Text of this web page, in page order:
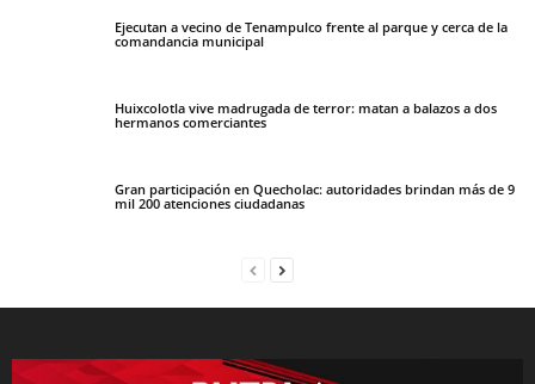
Ejecutan a vecino de Tenampulco frente al parque y cerca de la
comandancia municipal
Huixcolotla vive madrugada de terror: matan a balazos a dos
hermanos comerciantes
Gran participación en Quecholac: autoridades brindan más de 9
mil 200 atenciones ciudadanas